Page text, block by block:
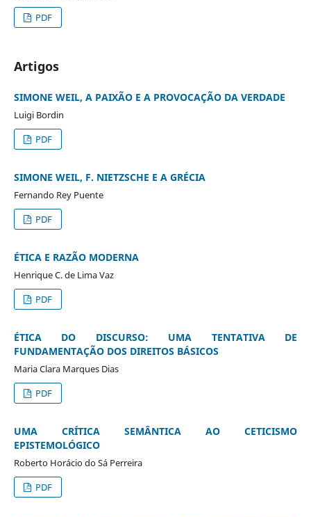
PDF
Artigos
SIMONE WEIL, A PAIXÃO E A PROVOCAÇÃO DA VERDADE
Luigi Bordin
PDF
SIMONE WEIL, F. NIETZSCHE E A GRÉCIA
Fernando Rey Puente
PDF
ÉTICA E RAZÃO MODERNA
Henrique C. de Lima Vaz
PDF
ÉTICA DO DISCURSO: UMA TENTATIVA DE
FUNDAMENTAÇÃO DOS DIREITOS BÁSICOS
Maria Clara Marques Dias
PDF
UMA CRÍTICA SEMÂNTICA AO CETICISMO
EPISTEMOLÓGICO
Roberto Horácio do Sá Perreira
PDF